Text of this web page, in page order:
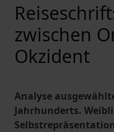
zwischen
Okzident
Analyse
Jahrhunderts.